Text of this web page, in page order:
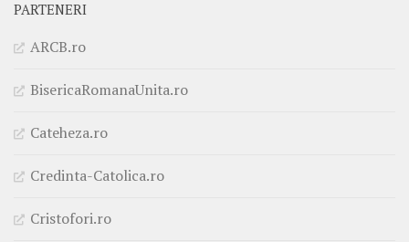
PARTENERI
ARCB.ro
BisericaRomanaUnita.ro
Cateheza.ro
Credinta-Catolica.ro
Cristofori.ro